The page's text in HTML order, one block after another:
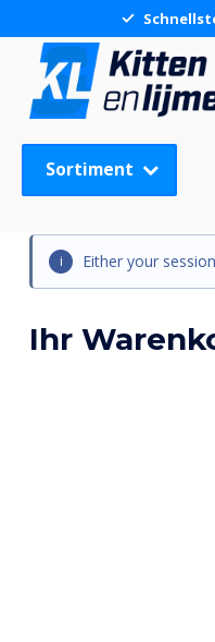
Sortiment
Either your
Ihr